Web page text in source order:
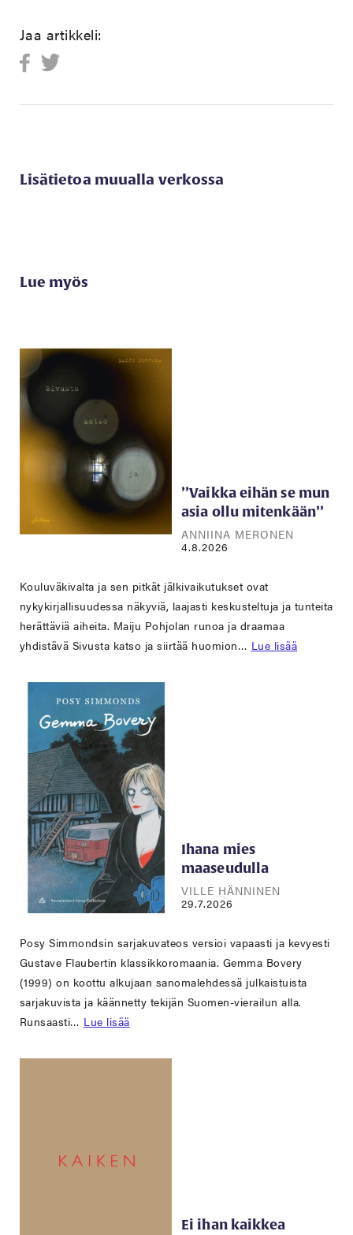
Jaa artikkeli:
Lisätietoa muualla verkossa
Lue myös
’’Vaikka eihän se mun
asia ollu mitenkään’’
ANNIINA MERONEN
4.8.2026
Kouluväkivalta ja sen pitkät jälkivaikutukset ovat
nykykirjallisuudessa näkyviä, laajasti keskusteltuja ja tunteita
herättäviä aiheita. Maiju Pohjolan runoa ja draamaa
yhdistävä Sivusta katso ja siirtää huomion… Lue lisää
Ihana mies
maaseudulla
VILLE HÄNNINEN
29.7.2026
Posy Simmondsin sarjakuvateos versioi vapaasti ja kevyesti
Gustave Flaubertin klassikkoromaania. Gemma Bovery
(1999) on koottu alkujaan sanomalehdessä julkaistuista
sarjakuvista ja käännetty tekijän Suomen-vierailun alla.
Runsaasti… Lue lisää
Ei ihan kaikkea